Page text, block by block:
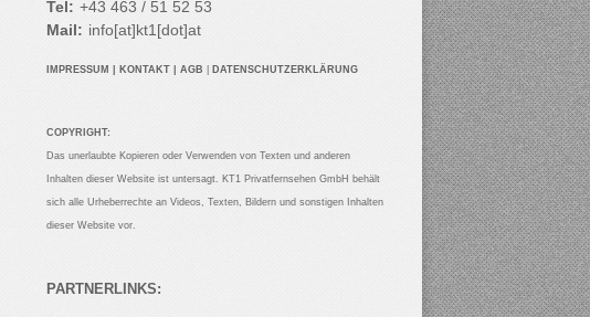
Tel: +43 463 / 51 52 53
Mail: info[at]kt1[dot]at
IMPRESSUM KONTAKT AGB DATENSCHUTZERKLÄRUNG
COPYRIGHT:
Das unerlaubte Kopieren oder Verwenden von Texten und anderen
Inhalten dieser Website ist untersagt. KT1 Privatfernsehen GmbH behält
sich alle Urheberrechte an Videos, Texten, Bildern und sonstigen Inhalten
dieser Website vor.
PARTNERLINKS: